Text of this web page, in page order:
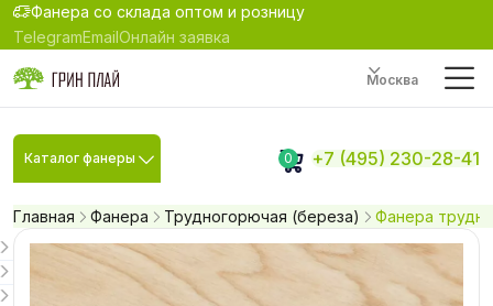
Фанера со склада оптом и розницу
TelegramEmailОнлайн заявка
Москва
Каталог фанеры 0 +7 (495) 230-28-41
Главная Фанера Трудногорючая (береза) Фанера